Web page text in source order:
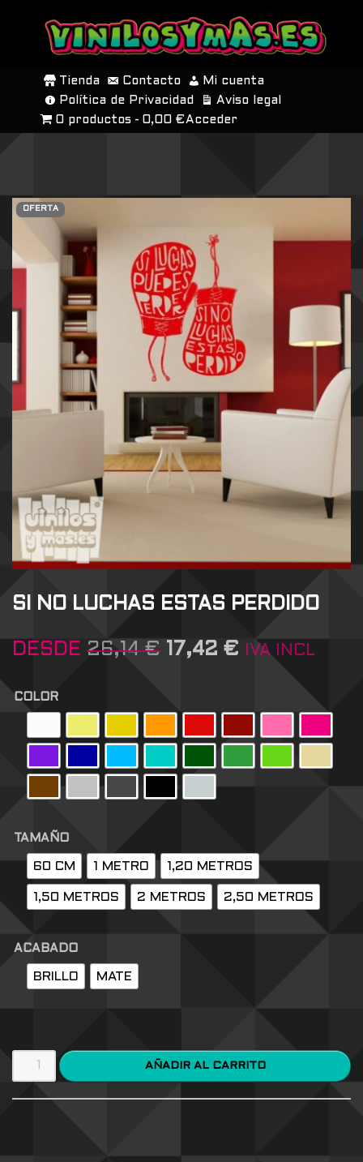
SALTAR
CONTENIDO
Tienda Contacto
Mi cuenta
Política de Privacidad
Aviso legal
0 productos
0,00 € Acceder
OFERTA
SI NO LUCHAS ESTAS PERDIDO
DESDE 26,14€ 17,42 € IVA INCL
COLOR
TAMAÑO
60 CM 1 METRO 1,20 METROS
1,50 METROS 2 METROS 2,50 METROS
ACABADO
BRILLO MATE
AÑADIR AL CARRITO